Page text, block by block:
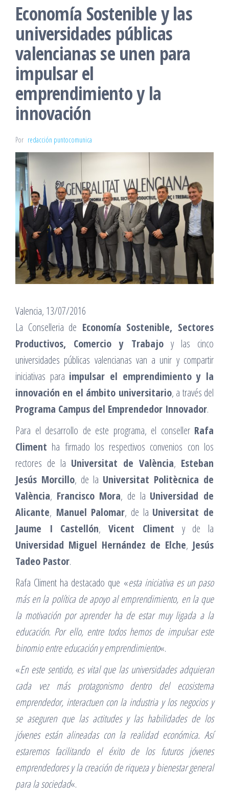
Economía Sostenible y las
universidades públicas
valencianas se unen para
impulsar el
emprendimiento y la
innovación
Por redacción puntocomunica
Valencia, 13/07/2016
La Conselleria de Economía Sostenible, Sectores
Productivos, Comercio y Trabajo y las cinco
universidades públicas valencianas van a unir y compartir
iniciativas para impulsar el emprendimiento y la
innovación en el ámbito universitario, a través del
Programa Campus del Emprendedor Innovador.
Para el desarrollo de este programa, el conseller Rafa
Climent ha firmado los respectivos convenios con los
rectores de la Universitat de València, Esteban
Jesús Morcillo, de la Universitat Politècnica de
València, Francisco Mora, de la Universidad de
Alicante, Manuel Palomar, de la Universitat de
Jaume I Castellón,Vicent Climent y de la
Universidad Miguel Hernández de Elche, Jesús
Tadeo Pastor.
Rafa Climent ha destacado que «esta iniciativa es un paso
más en la política de apoyo al emprendimiento, en la que
la motivación por aprender ha de estar muy ligada a la
educación. Por ello, entre todos hemos de impulsar este
binomio entre educación y emprendimiento«.
«En este sentido, es vital que las universidades adquieran
cada vez más protagonismo dentro del ecosistema
emprendedor, interactuen con la industria y los negocios y
se aseguren que las actitudes y las habilidades de los
jóvenes están alineadas con la realidad económica. Así
estaremos facilitando el éxito de los futuros jóvenes
emprendedores y la creación de riqueza y bienestar general
para la sociedad«.